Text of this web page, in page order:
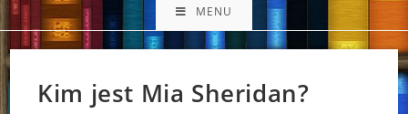
MENU
Kim jest Mia Sheridan?